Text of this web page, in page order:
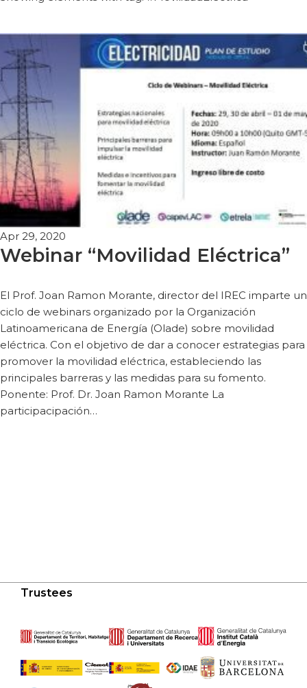
Apr 29, 2020
Webinar “Movilidad Eléctrica”
El Prof. Joan Ramon Morante, director del IREC imparte un
ciclo de webinars organizado por la Organización
Latinoamericana de Energía (Olade) sobre movilidad
eléctrica. Con el objetivo de dar a conocer estrategias para
promover la movilidad eléctrica, estableciendo las
principales barreras y las medidas para su fomento.
Ponente: Prof. Dr. Joan Ramon Morante La
participacipación…
Trustees